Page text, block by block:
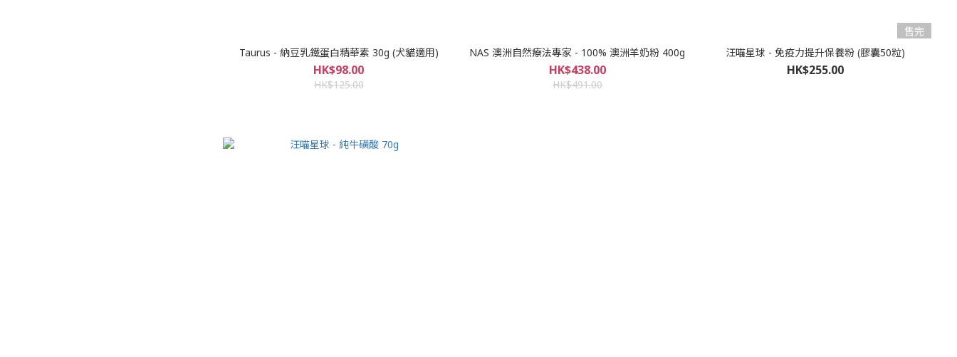
Taurus - 納豆乳鐵蛋白精華素 30g (犬貓適用)
HK$98.00
HK$125.00
NAS 澳洲自然療法專家 - 100% 澳洲羊奶粉 400g
HK$438.00
HK$491.00
售完
汪喵星球 - 免疫力提升保養粉 (膠囊50粒)
HK$255.00